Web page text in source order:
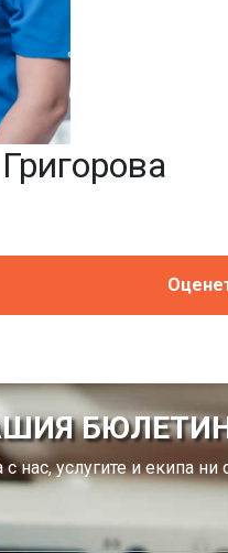
нас, услугите и екипа ни